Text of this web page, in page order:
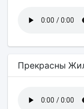
Прекрасны